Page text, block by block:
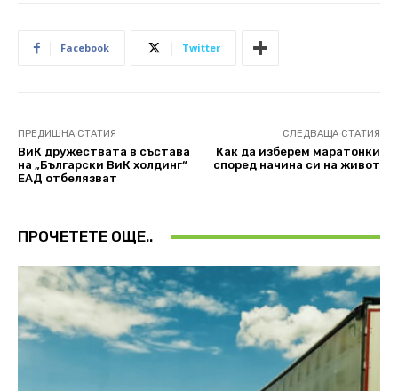
Facebook Twitter
ПРЕДИШНА СТАТИЯ
ВиК дружествата в състава
на „Български ВиК холдинг“
ЕАД отбелязват
СЛЕДВАЩА СТАТИЯ
Как да изберем маратонки
според начина си на живот
ПРОЧЕТЕТЕ ОЩЕ..